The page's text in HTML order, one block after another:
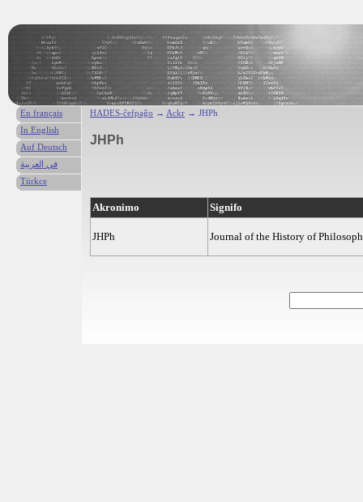
HADES-ĉefpaĝo → Ackr → JHPh
JHPh
Akronimo Signifo
JHPh Journal of the History of
En français
In English
Auf Deutsch
في العربية
Türkce